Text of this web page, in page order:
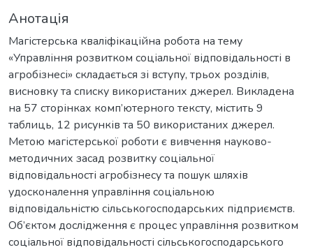
Анотація
Магістерська кваліфікаційна робота на тему
«Управління розвитком соціальної відповідальності в
агробізнесі» складається зі вступу, трьох розділів,
висновку та списку використаних джерел. Викладена
на 57 сторінках комп’ютерного тексту, містить 9
таблиць, 12 рисунків та 50 використаних джерел.
Метою магістерської роботи є вивчення науково-
методичних засад розвитку соціальної
відповідальності агробізнесу та пошук шляхів
удосконалення управління соціальною
відповідальністю сільськогосподарських підприємств.
Об’єктом дослідження є процес управління розвитком
соціальної відповідальності сільськогосподарського